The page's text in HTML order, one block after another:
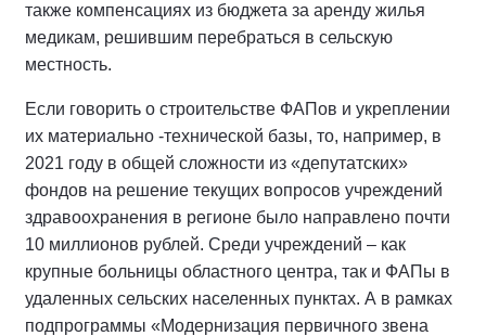
также компенсациях из бюджета за аренду жилья
медикам, решившим перебраться в сельскую
местность.
Если говорить о строительстве ФАПов и укреплении
их материально -технической базы, то, например, в
2021 году в общей сложности из «депутатских»
фондов на решение текущих вопросов учреждений
здравоохранения в регионе было направлено почти
10 миллионов рублей. Среди учреждений – как
крупные больницы областного центра, так и ФАПы в
удаленных сельских населенных пунктах. А в рамках
подпрограммы «Модернизация первичного звена